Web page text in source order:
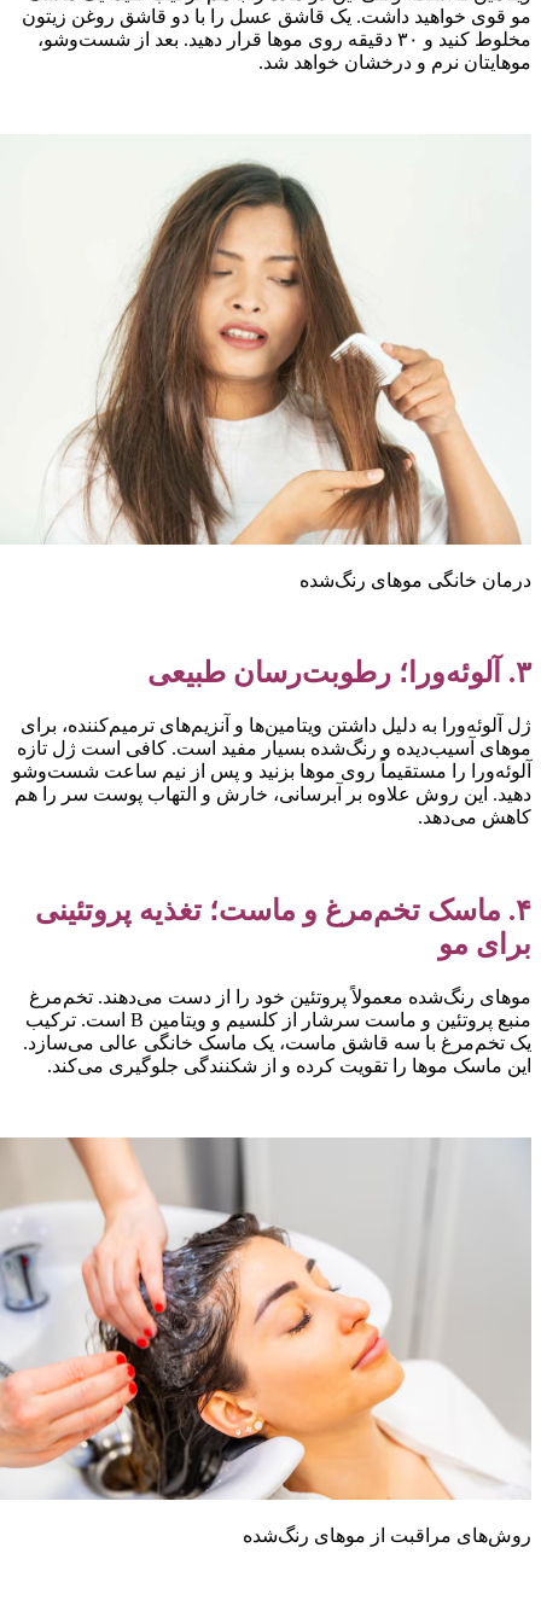
قوی خواهید داشت. یک قاشق عسل را با دو قاشق روغن زیتون
مخلوط کنید و ۳۰ دقیقه روی موها قرار دهید. بعد از شست‌وشو،
نرم و درخشان خواهد شد.
خانگی موهای رنگ‌شده
طبیعی
آلوئه‌ورا به دلیل داشتن ویتامین‌ها و آنزیم‌های ترمیم‌کننده، برای
آسیب‌دیده و رنگ‌شده بسیار مفید است. کافی است ژل تازه
را مستقیماً روی موها بزنید و پس از نیم ساعت شست‌وشو
این روش علاوه بر آبرسانی، خارش و التهاب پوست سر را هم
می‌دهد.
۴. ماسک تخم‌مرغ و ماست؛ تغذیه پروتئینی
مو
رنگ‌شده معمولاً پروتئین خود را از دست می‌دهند. تخم‌مرغ
منبع پروتئین و ماست سرشار از کلسیم و ویتامین B است. ترکیب
تخم‌مرغ با سه قاشق ماست، یک ماسک خانگی عالی می‌سازد.
ماسک موها را تقویت کرده و از شکنندگی جلوگیری می‌کند.
مراقبت از موهای رنگ‌شده